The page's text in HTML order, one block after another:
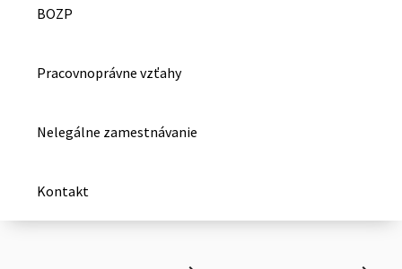
BOZP
Pracovnoprávne vzťahy
Nelegálne zamestnávanie
Kontakt